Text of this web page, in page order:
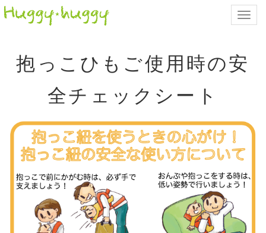
抱っこひもご使用時の安
全チェックシート